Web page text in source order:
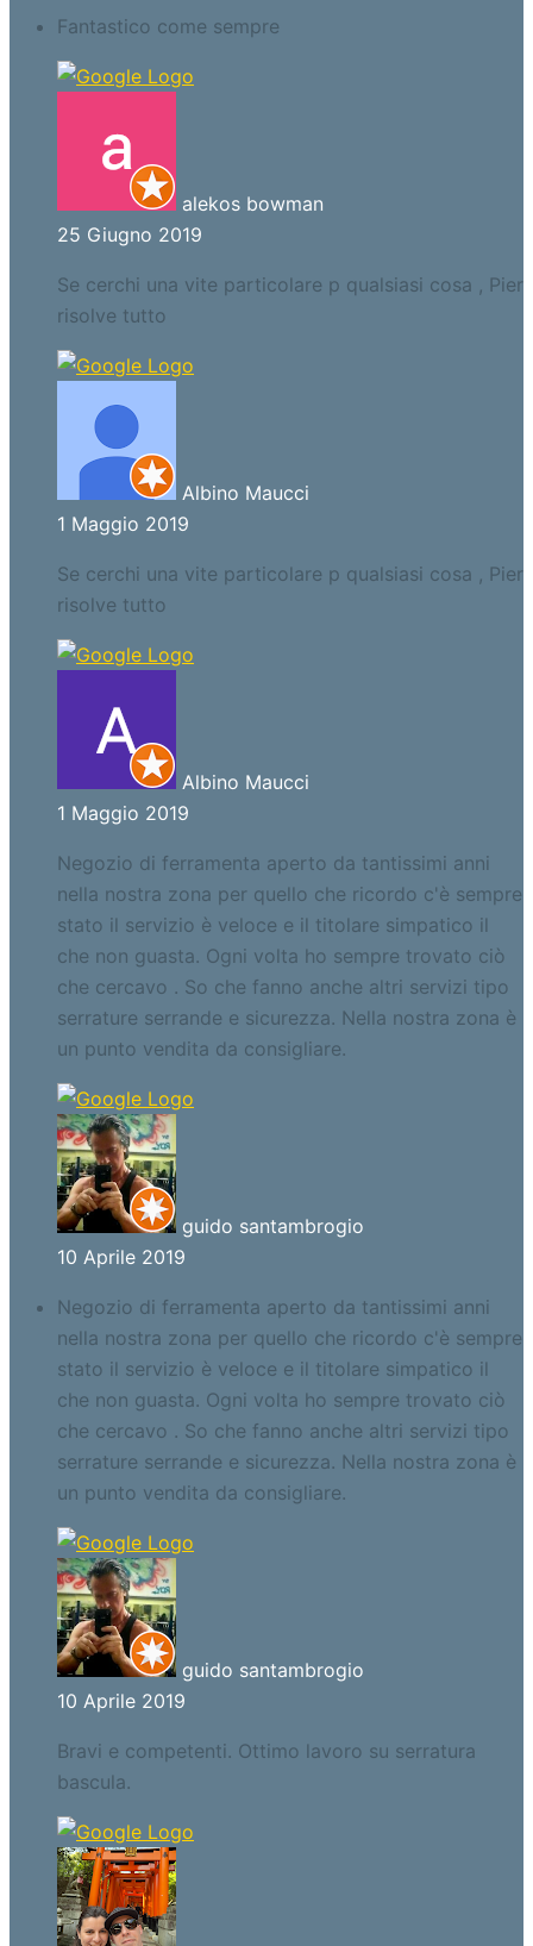
Fantastico come sempre
alekos bowman
25 Giugno 2019
Se cerchi una vite particolare p qualsiasi cosa , Pier
risolve tutto
Albino Maucci
1 Maggio 2019
Se cerchi una vite particolare p qualsiasi cosa , Pier
risolve tutto
Albino Maucci
1 Maggio 2019
Negozio di ferramenta aperto da tantissimi anni
nella nostra zona per quello che ricordo c'è sempre
stato il servizio è veloce e il titolare simpatico il
che non guasta. Ogni volta ho sempre trovato ciò
che cercavo . So che fanno anche altri servizi tipo
serrature serrande e sicurezza. Nella nostra zona è
un punto vendita da consigliare.
guido santambrogio
10 Aprile 2019
Negozio di ferramenta aperto da tantissimi anni
nella nostra zona per quello che ricordo c'è sempre
stato il servizio è veloce e il titolare simpatico il
che non guasta. Ogni volta ho sempre trovato ciò
che cercavo . So che fanno anche altri servizi tipo
serrature serrande e sicurezza. Nella nostra zona è
un punto vendita da consigliare.
guido santambrogio
10 Aprile 2019
Bravi e competenti. Ottimo lavoro su serratura
bascula.